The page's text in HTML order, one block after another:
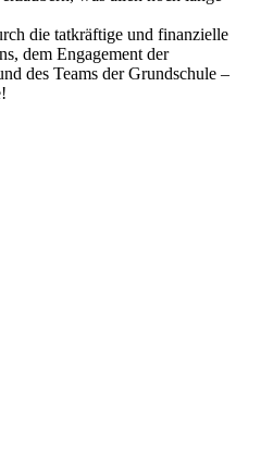
die tatkräftige und finanzielle
dem Engagement der
des Teams der Grundschule –